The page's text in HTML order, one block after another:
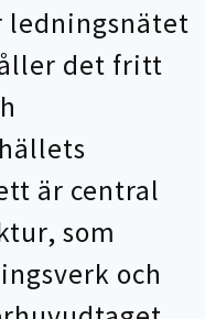
ledningsnätet
det fritt
är central
som
och